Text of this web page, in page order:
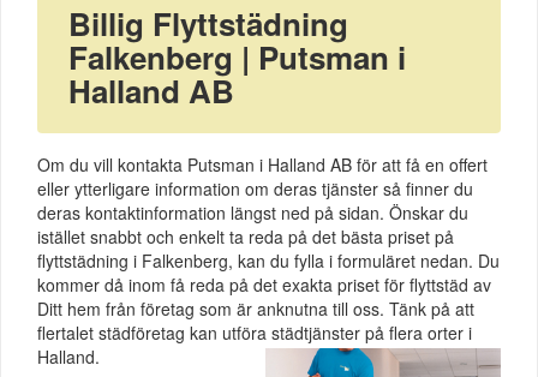
Billig Flyttstädning
Falkenberg | Putsman i
Halland AB
Om du vill kontakta Putsman i Halland AB för att få en offert
eller ytterligare information om deras tjänster så finner du
deras kontaktinformation längst ned på sidan. Önskar du
istället snabbt och enkelt ta reda på det bästa priset på
flyttstädning i Falkenberg, kan du fylla i formuläret nedan. Du
kommer då inom få reda på det exakta priset för flyttstäd av
Ditt hem från företag som är anknutna till oss. Tänk på att
flertalet städföretag kan utföra städtjänster på flera orter i
Halland.